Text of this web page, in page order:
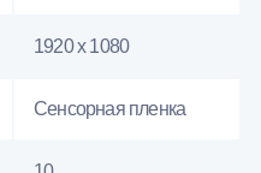
1920 x 1080
Сенсорная пленка